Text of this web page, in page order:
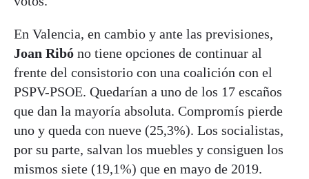
En Valencia, en cambio y ante las previsiones,
Joan Ribó no tiene opciones de continuar al
frente del consistorio con una coalición con el
PSPV-PSOE. Quedarían a uno de los 17 escaños
que dan la mayoría absoluta. Compromís pierde
uno y queda con nueve (25,3%). Los socialistas,
por su parte, salvan los muebles y consiguen los
mismos siete (19,1%) que en mayo de 2019.